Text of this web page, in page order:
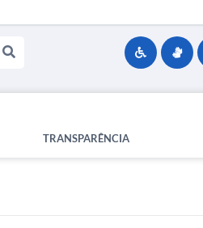
TRANSPARÊNCIA